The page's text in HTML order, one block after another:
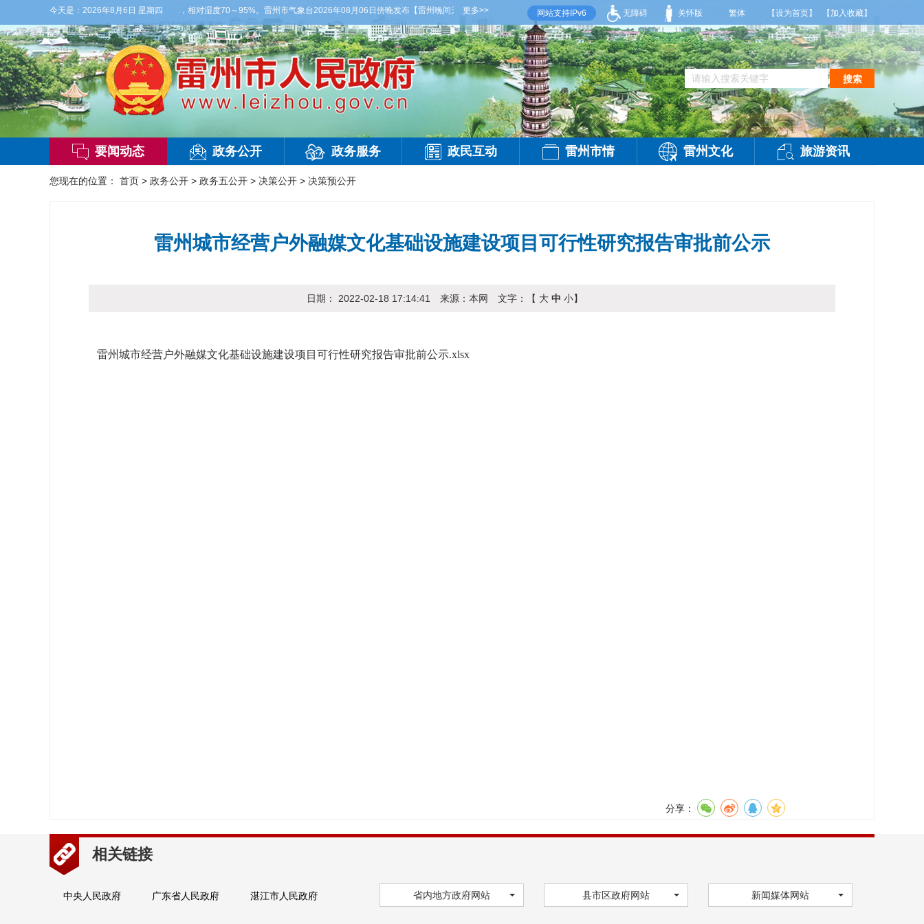
今天是： 2026年8月6日 星期四
雨，局部大雨，东南风2～3级，气温25～32℃，相对湿度70～95%。雷州市气象台2026年08月06日傍晚发布【雷州晚间天气】今晚到明天白天，阴天间多云，有雷阵雨，局部大雨，东南风2～3级，气温25～32℃，相对湿度70～95%。雷州市气象台
更多>> 网站支持IPv6 无障碍 关怀版 繁体 【设为首页】 【加入收藏】
搜索
要闻动态 政务公开 政务服务 政民互动 雷州市情 雷州文化 旅游资讯
您现在的位置： 首页 > 政务公开 > 政务五公开 > 决策公开 > 决策预公开
雷州城市经营户外融媒文化基础设施建设项目可行性研究报告审批前公示
日期： 2022-02-18 17:14:41 来源： 本网 文字：【 大 中 小】
雷州城市经营户外融媒文化基础设施建设项目可行性研究报告审批前公示.xlsx
分享：
相关链接
中央人民政府 广东省人民政府 湛江市人民政府 省内地方政府网站 县市区政府网站 新闻媒体网站